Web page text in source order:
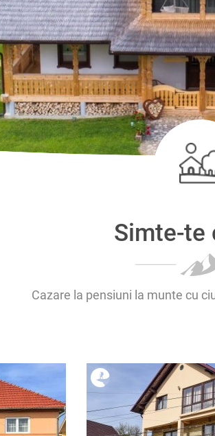
Simte-te
Cazare la pensiuni la munte cu